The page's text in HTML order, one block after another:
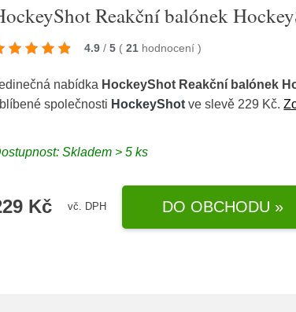
Reakční balónek
4.9 / 5 ( 21 hodnocení)
nabídka HockeyShot Reakční balónek
společnosti HockeyShot ve slevě 229 Kč.
Skladem > 5 ks
Kč vč. DPH DO OBCHODU »